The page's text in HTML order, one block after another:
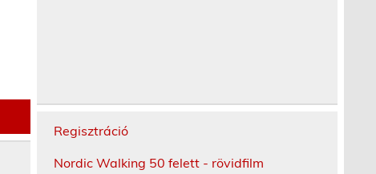
Regisztráció
Nordic Walking 50 felett - rövidfilm